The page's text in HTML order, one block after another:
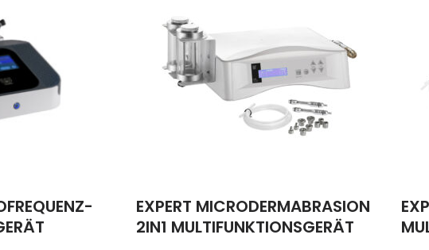
EXPERT MICRODERMABRASION
2IN1 MULTIFUNKTIONSGERÄT